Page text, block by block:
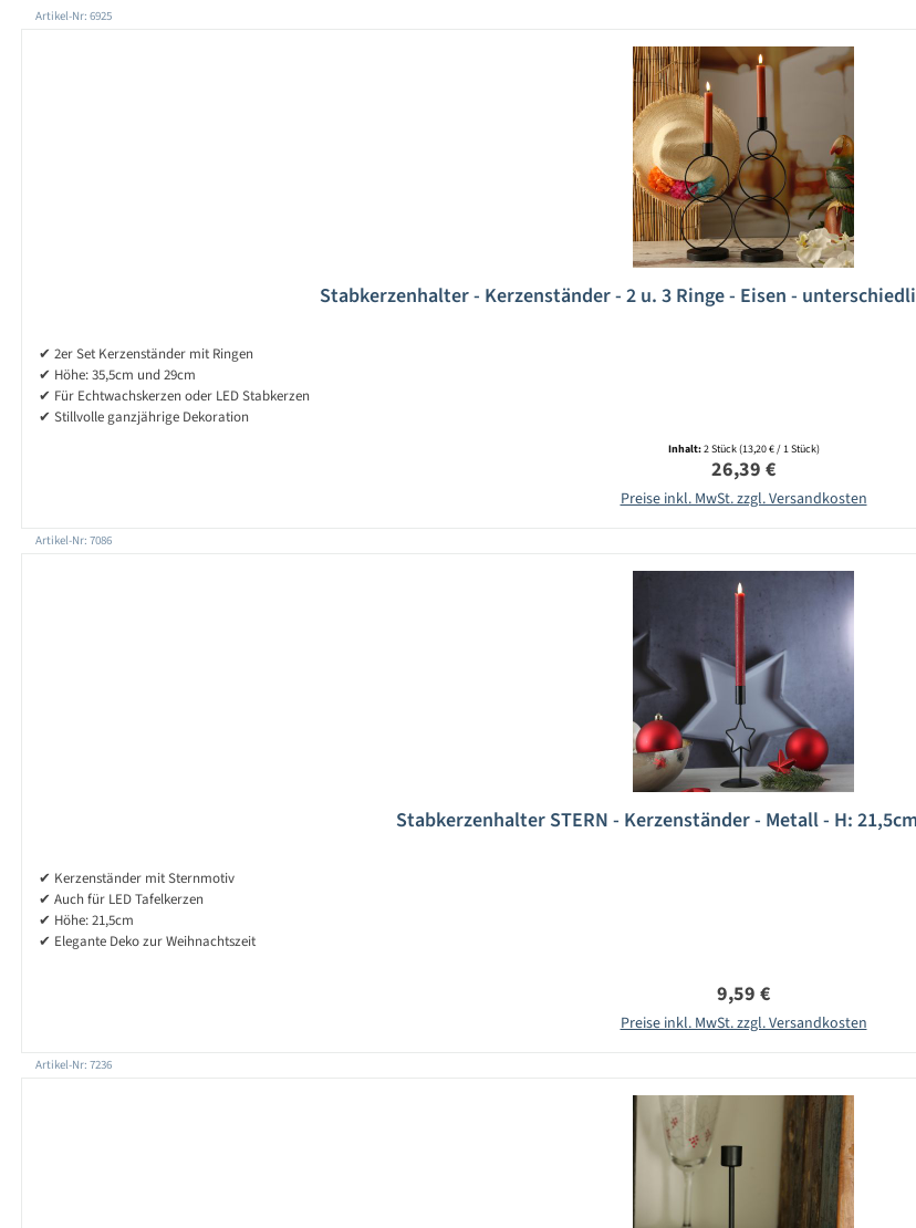
Produktgalerie überspringen
Artikel-Nr: 6925
Stabkerzenhalter - Kerzenständer - 2 u. 3 Ringe - Eisen -
✔ 2er Set Kerzenständer mit Ringen
✔ Höhe: 35,5cm und 29cm
✔ Für Echtwachskerzen oder LED Stabkerzen
✔ Stillvolle ganzjährige Dekoration
Inhalt:2 Stück(13,20 € / 1 Stück)
Regulärer Preis:
26,39 €
Preise inkl. MwSt. zzgl. Versandkosten
Artikel-Nr: 7086
Stabkerzenhalter STERN - Kerzenständer - Metall - H:
✔ Kerzenständer mit Sternmotiv
✔ Auch für LED Tafelkerzen
✔ Höhe: 21,5cm
✔ Elegante Deko zur Weihnachtszeit
Regulärer Preis:
9,59 €
Preise inkl. MwSt. zzgl. Versandkosten
Artikel-Nr: 7236